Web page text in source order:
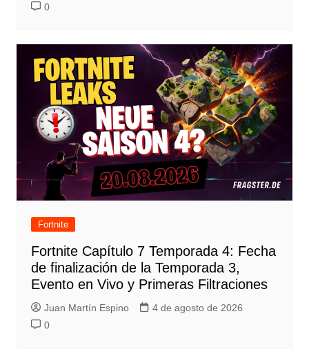
0
Fortnite
Fortnite Capítulo 7 Temporada 4: Fecha
de finalización de la Temporada 3,
Evento en Vivo y Primeras Filtraciones
Juan Martín Espino
4 de agosto de 2026
0